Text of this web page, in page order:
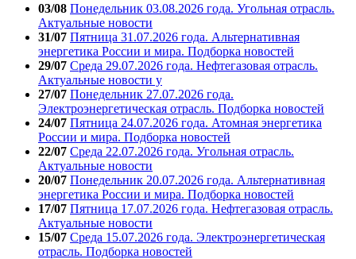
03/08 Понедельник 03.08.2026 года. Угольная отрасль.
Актуальные новости
31/07 Пятница 31.07.2026 года. Альтернативная
энергетика России и мира. Подборка новостей
29/07 Среда 29.07.2026 года. Нефтегазовая отрасль.
Актуальные новости у
27/07 Понедельник 27.07.2026 года.
Электроэнергетическая отрасль. Подборка новостей
24/07 Пятница 24.07.2026 года. Атомная энергетика
России и мира. Подборка новостей
22/07 Среда 22.07.2026 года. Угольная отрасль.
Актуальные новости
20/07 Понедельник 20.07.2026 года. Альтернативная
энергетика России и мира. Подборка новостей
17/07 Пятница 17.07.2026 года. Нефтегазовая отрасль.
Актуальные новости
15/07 Среда 15.07.2026 года. Электроэнергетическая
отрасль. Подборка новостей